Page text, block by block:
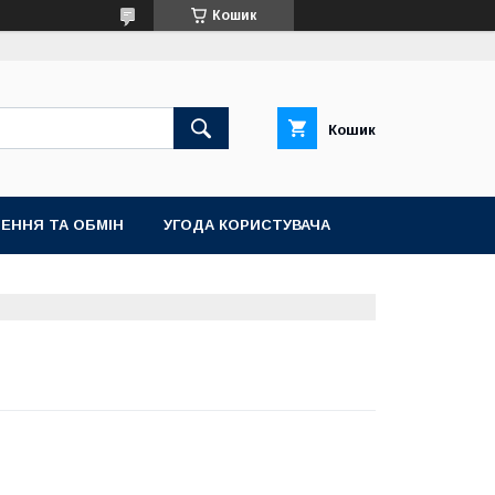
Кошик
Кошик
ТА ОБМІН УГОДА КОРИСТУВАЧА